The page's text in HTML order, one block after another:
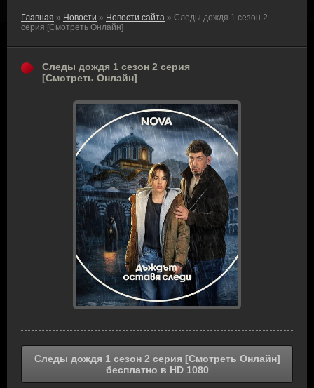
Главная » Новости » Новости сайта » Следы дождя 1 сезон 2
серия [Смотреть Онлайн]
Следы дождя 1 сезон 2 серия
[Смотреть Онлайн]
Следы дождя 1 сезон 2 серия [Смотреть Онлайн]
бесплатно в HD 1080